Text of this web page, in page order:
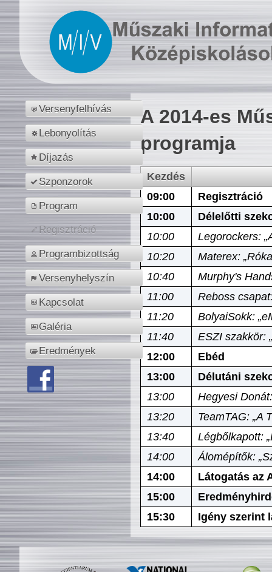
Versenyfelhívás
Lebonyolítás
Díjazás
Szponzorok
Program
Regisztráció
Programbizottság
Versenyhelyszín
Kapcsolat
Galéria
Eredmények
A 2014-es
programja
Kezdés
09:00
Regisztráció
10:00
Délelőtti
10:00
Legorockers:
10:20
Materex:
10:40
Murphy's
11:00
Reboss
11:20
BolyaiSokk:
11:40
ESZI szakkör:
12:00
Ebéd
13:00
Délutáni
13:00
Hegyesi
13:20
TeamTAG: „A
13:40
Légbőlkapott:
14:00
Álomépítők:
14:00
Látogatás az
15:00
15:30
Igény szerint